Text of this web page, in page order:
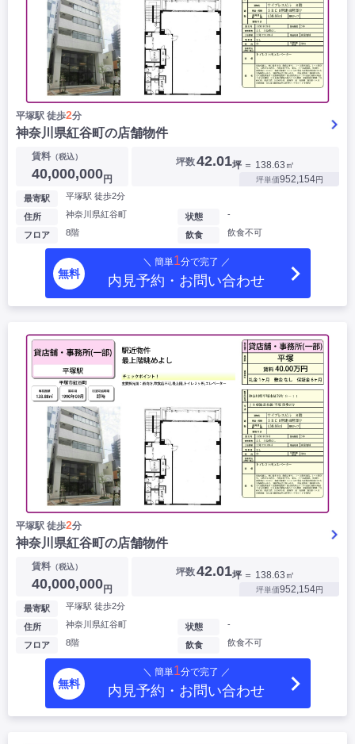
平塚駅 徒歩2分
神奈川県紅谷町の店舗物件
賃料 （税込）
40,000,000円
坪数42.01坪 ＝ 138.63㎡
坪単価952,154円
最寄駅 平塚駅 徒歩2分
住所 神奈川県紅谷町
フロア 8階
状態 -
飲食 飲食不可
無料
＼ 簡単1分で完了 ／
内見予約・お問い合わせ
平塚駅 徒歩2分
神奈川県紅谷町の店舗物件
賃料 （税込）
40,000,000円
坪数42.01坪 ＝ 138.63㎡
坪単価952,154円
最寄駅 平塚駅 徒歩2分
住所 神奈川県紅谷町
フロア 8階
状態 -
飲食 飲食不可
無料
＼ 簡単1分で完了 ／
内見予約・お問い合わせ